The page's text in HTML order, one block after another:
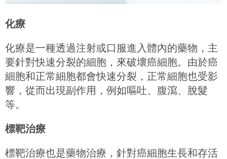
化療
化療是一種透過注射或口服進入體內的藥物，主
要針對快速分裂的細胞，來破壞癌細胞。由於癌
細胞和正常細胞都會快速分裂，正常細胞也受影
響，從而出現副作用，例如嘔吐、腹瀉、脫髮
等。
標靶治療
標靶治療也是藥物治療，針對癌細胞生長和存活